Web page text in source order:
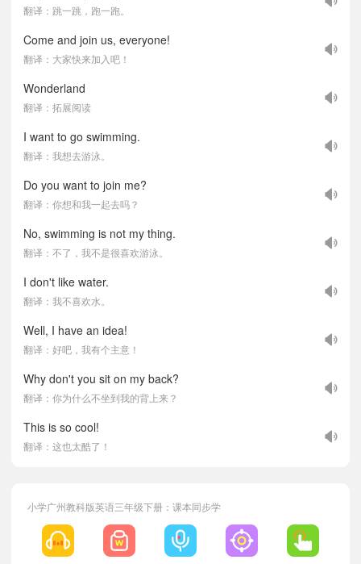
翻译：跳一跳，跑一跑。
Come and join us, everyone!
翻译：大家快来加入吧！
Wonderland
翻译：拓展阅读
I want to go swimming.
翻译：我想去游泳。
Do you want to join me?
翻译：你想和我一起去吗？
No, swimming is not my thing.
翻译：不了，我不是很喜欢游泳。
I don't like water.
翻译：我不喜欢水。
Well, I have an idea!
翻译：好吧，我有个主意！
Why don't you sit on my back?
翻译：你为什么不坐到我的背上来？
This is so cool!
翻译：这也太酷了！
小学广州教科版英语三年级下册：课本同步学